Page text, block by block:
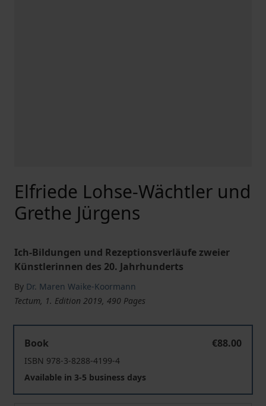
Elfriede Lohse-Wächtler und
Grethe Jürgens
Ich-Bildungen und Rezeptionsverläufe zweier
Künstlerinnen des 20. Jahrhunderts
By Dr. Maren Waike-Koormann
Tectum, 1. Edition 2019, 490 Pages
Book
€88.00
ISBN 978-3-8288-4199-4
Available in 3-5 business days